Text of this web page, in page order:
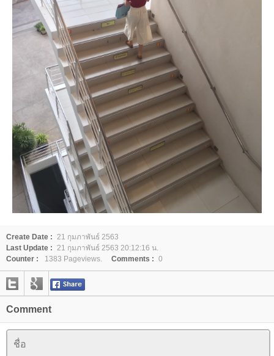
Create Date : 21 กุมภาพันธ์ 2563
Last Update : 21 กุมภาพันธ์ 2563 20:12:16 น.
Counter :
1383 Pageviews. Comments : 0
Comment